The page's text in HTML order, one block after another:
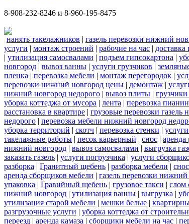
8-908-232-8246 и 8-960-195-8475
нанять такелажников | газель перевозки нижний
услуги | монтаж строений | рабочие на час |
| утилизация самосвалами | подъем гипсокартона |
новгород | вывоз ванны | услуги грузчиков |
пленка | перевозка мебели | монтаж перегородок |
перевозки нижний новгород цены | демонтаж |
нижний новгород недорого | вывоз плиты | грузчики
уборка коттеджа от мусора | лента | перевозка
расстановка в квартире | грузовые перевозки
недорого | перевозка мебели нижний новгород
уборка территорий | скотч | перевозка стенки |
такелажные работы | песок карьерный | снос | аренда
нижний новгород | вывоз самосвалами | выгрузка
заказать газель | услуги погрузчика | услуги
разборка | Гранитный щебень | разборка мебели |
аренда сборщиков мебели | газель перевозки
упаковка | Гравийный щебень | грузовое такси | слом
нижний новгород | утилизация ванны | выгрузка |
утилизация старой мебели | мешки белые |
разгрузочные услуги | уборка коттеджа от
переезд | аренда камаза | сборщики мебели на час |